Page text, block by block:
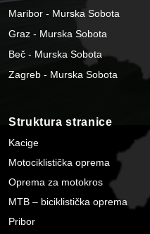
Maribor - Murska Sobota
Graz - Murska Sobota
Beč - Murska Sobota
Zagreb - Murska Sobota
Struktura stranice
Kacige
Motociklistička oprema
Oprema za motokros
MTB – biciklistička oprema
Pribor